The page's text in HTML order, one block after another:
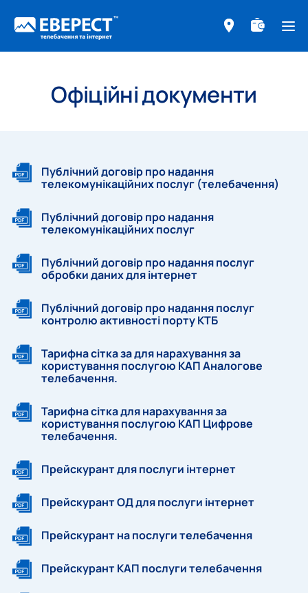
Офіційні документи
Публічний договір про надання
телекомунікаційних послуг (телебачення)
Публічний договір про надання
телекомунікаційних послуг
Публічний договір про надання послуг
обробки даних для інтернет
Публічний договір про надання послуг
контролю активності порту КТБ
Тарифна сітка за для нарахування за
користування послугою КАП Аналогове
телебачення.
Тарифна сітка для нарахування за
користування послугою КАП Цифрове
телебачення.
Прейскурант для послуги інтернет
Прейскурант ОД для послуги інтернет
Прейскурант на послуги телебачення
Прейскурант КАП послуги телебачення